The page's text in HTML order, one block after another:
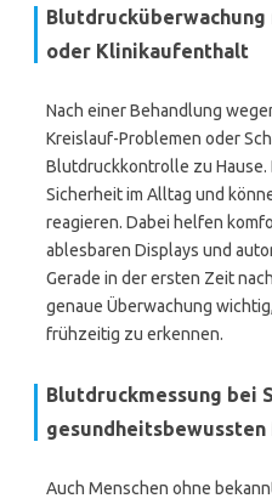
Blutdrucküberwachung
oder Klinikaufenthalt
Nach einer Behandlung
Kreislauf-Problemen oder
Blutdruckkontrolle zu Hause.
Sicherheit im Alltag und
reagieren. Dabei helfen
ablesbaren Displays und
Gerade in der ersten Zeit
genaue Überwachung
frühzeitig zu erkennen.
Blutdruckmessung bei
gesundheitsbewussten
Auch Menschen ohne